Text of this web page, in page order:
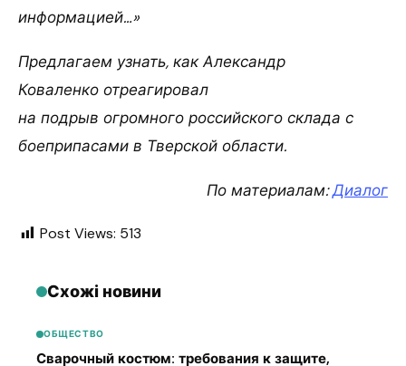
информацией…»
Предлагаем узнать, как Александр
Коваленко отреагировал
на подрыв огромного российского склада с
боеприпасами в Тверской области.
По материалам:Диалог
Post Views: 513
Схожі новини
ОБЩЕСТВО
Сварочный костюм: требования к защите,